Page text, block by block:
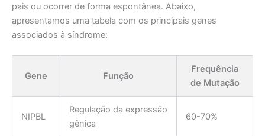
pais ou ocorrer de forma espontânea. Abaixo,
apresentamos uma tabela com os principais genes
associados à síndrome:
Gene Função
Frequência
de Mutação
NIPBL
Regulação da expressão
gênica
60-70%